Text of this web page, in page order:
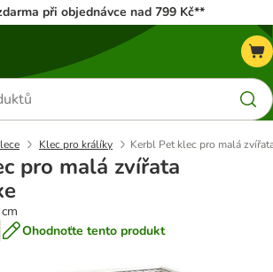
při objednávce nad 799 Kč**
Klec pro králíky Kerbl Pet klec pro malá
pro malá zvířata
Ohodnoťte tento produkt